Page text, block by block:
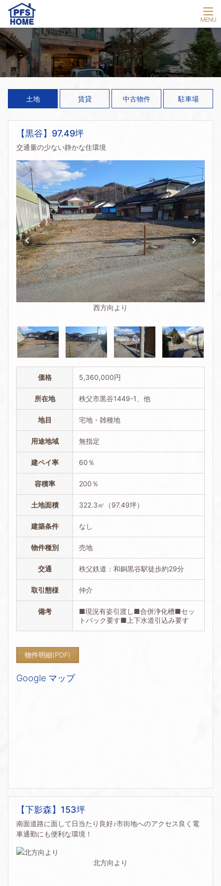
土地 賃貸 中古物件 駐車場
【黒谷】97.49坪
交通量の少ない静かな住環境
西方向より
価格 5,360,000円
所在地 秩父市黒谷1449-1、他
地目 宅地・雑種地
用途地域 無指定
建ペイ率 60％
容積率 200％
土地面積 322.3㎡（97.49坪）
建築条件 なし
物件種別 売地
交通 秩父鉄道：和銅黒谷駅徒歩約29分
取引態様 仲介
備考
■現況有姿引渡し■合併浄化槽■セッ
トバック要す■上下水道引込み要す
物件明細(PDF)
Google マップ
【下影森】153坪
南面道路に面して日当たり良好♪市街地へのアクセス良く電
車通勤にも便利な環境！
北方向より